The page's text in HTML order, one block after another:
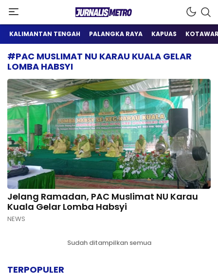
Jurnalis Metro
Satu Wadah Informasi
KALIMANTAN TENGAH PALANGKA RAYA KAPUAS
#PAC MUSLIMAT NU KARAU KUALA GELAR
LOMBA HABSYI
Jelang Ramadan, PAC Muslimat NU Karau
Kuala Gelar Lomba Habsyi
NEWS
Sudah ditampilkan semua
TERPOPULER